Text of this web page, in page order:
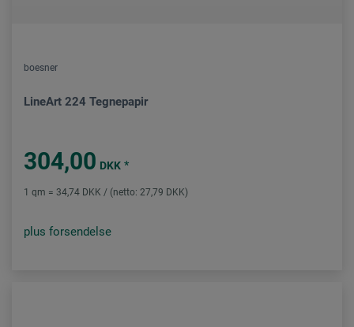
boesner
LineArt 224 Tegnepapir
304,00 DKK *
1 qm = 34,74 DKK / (netto: 27,79 DKK)
plus forsendelse